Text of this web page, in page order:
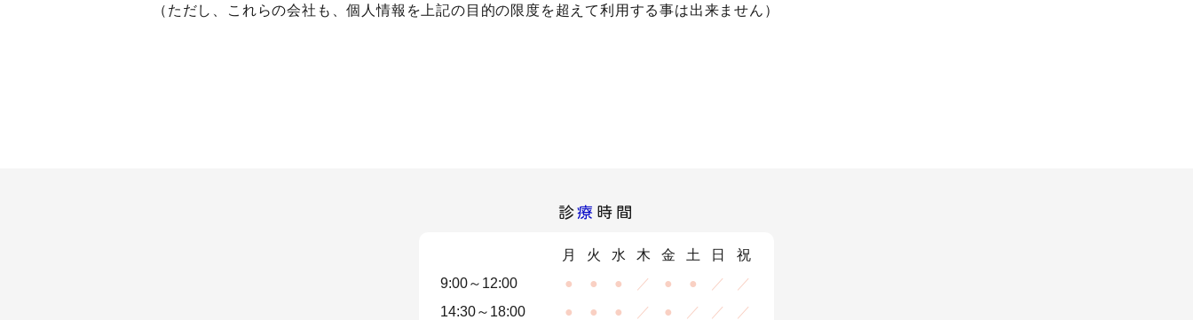
（ただし、これらの会社も、個人情報を上記の目的の限度を超えて利用する事は出来ません）
診療 時間
月 火 水 木 金 土 日
祝
9:00～12:00
● ● ● ／ ● ● ／
／
14:30～18:00
● ● ● ／ ● ／ ／ ／